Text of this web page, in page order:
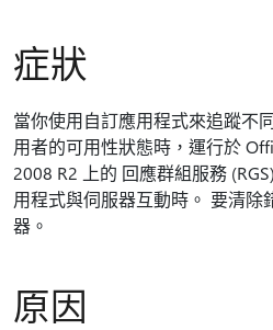
症狀
當你使用自訂應用程式來追蹤不
用者的可用性狀態時，運行於
2008 R2 上的 回應群組服務
用程式與伺服器互動時。 要清除
器。
原因